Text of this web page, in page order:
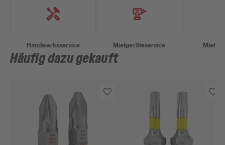
Handwerksservice Mietgeräteservice
Häufig dazu gekauft